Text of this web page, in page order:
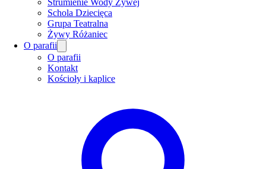
Strumienie Wody Żywej
Schola Dziecięca
Grupa Teatralna
Żywy Różaniec
O parafii
O parafii
Kontakt
Kościoły i kaplice